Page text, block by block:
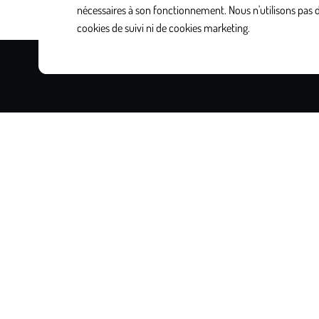
nécessaires à son fonctionnement. Nous n'utilisons pas
cookies de suivi ni de cookies marketing.